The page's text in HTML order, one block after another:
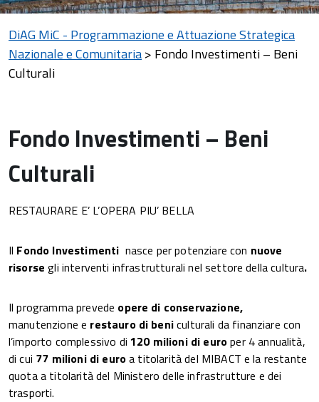
DiAG MiC - Programmazione e Attuazione Strategica
Nazionale e Comunitaria> Fondo Investimenti – Beni
Culturali
Fondo Investimenti – Beni
Culturali
RESTAURARE E’ L’OPERA PIU’ BELLA
Il Fondo Investimenti nasce per potenziare con nuove
risorse gli interventi infrastrutturali nel settore della cultura.
Il programma prevede opere di conservazione,
manutenzione e restauro di beniculturali da finanziare con
l’importo complessivo di120 milioni di europer 4 annualità,
di cui 77 milioni di euroa titolarità del MIBACT e la restante
quota a titolarità del Ministero delle infrastrutture e dei
trasporti.